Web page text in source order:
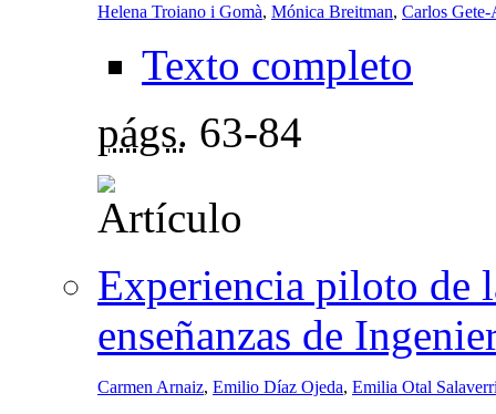
Helena Troiano i Gomà, Mónica Breitman, Carlos
Texto completo
págs. 63-84
Experiencia piloto de
enseñanzas de
Carmen Arnaiz, Emilio Díaz Ojeda, Emilia Otal